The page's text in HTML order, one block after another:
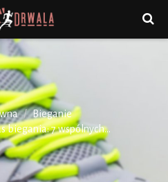
Bieganie
biegania: 7 wspólnych...